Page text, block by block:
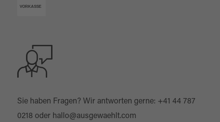
Sie haben Fragen? Wir antworten gerne: +41 44 787
0218 oder hallo@ausgewaehlt.com